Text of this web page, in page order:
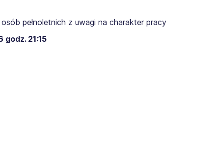
pełnoletnich z uwagi na charakter pracy
godz. 21:15